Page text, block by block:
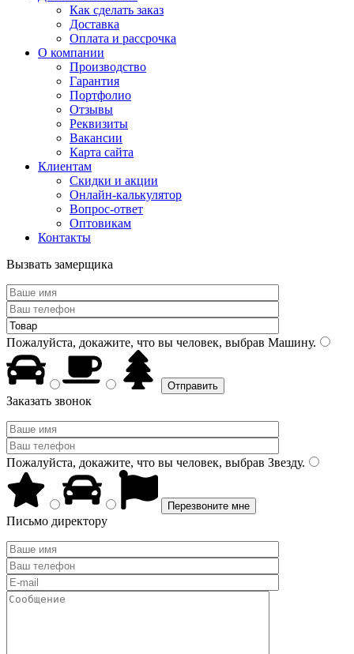
Как сделать заказ
Доставка
Оплата и рассрочка
О компании
Производство
Гарантия
Портфолио
Отзывы
Реквизиты
Вакансии
Карта сайта
Клиентам
Скидки и акции
Онлайн-калькулятор
Вопрос-ответ
Оптовикам
Контакты
Вызвать замерщика
Пожалуйста, докажите, что вы человек, выбрав Машину.
Заказать звонок
Пожалуйста, докажите, что вы человек, выбрав Звезду.
Письмо директору